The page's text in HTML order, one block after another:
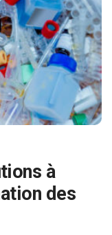
à
des